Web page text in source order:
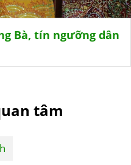
Bà, tín ngưỡng dân
tâm